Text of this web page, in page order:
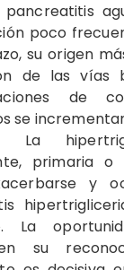
poco
su origen
de las vías
de
se
La
primaria o
y
La
su